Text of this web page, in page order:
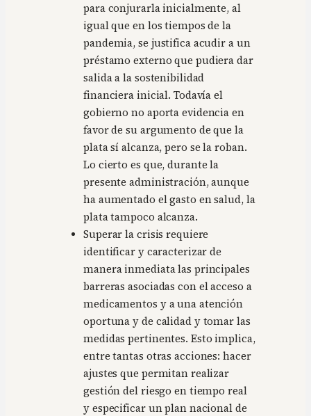
para conjurarla inicialmente, al
igual que en los tiempos de la
pandemia, se justifica acudir a un
préstamo externo que pudiera dar
salida a la sostenibilidad
financiera inicial. Todavía el
gobierno no aporta evidencia en
favor de su argumento de que la
plata sí alcanza, pero se la roban.
Lo cierto es que, durante la
presente administración, aunque
ha aumentado el gasto en salud, la
plata tampoco alcanza.
Superar la crisis requiere
identificar y caracterizar de
manera inmediata las principales
barreras asociadas con el acceso a
medicamentos y a una atención
oportuna y de calidad y tomar las
medidas pertinentes. Esto implica,
entre tantas otras acciones: hacer
ajustes que permitan realizar
gestión del riesgo en tiempo real
y especificar un plan nacional de